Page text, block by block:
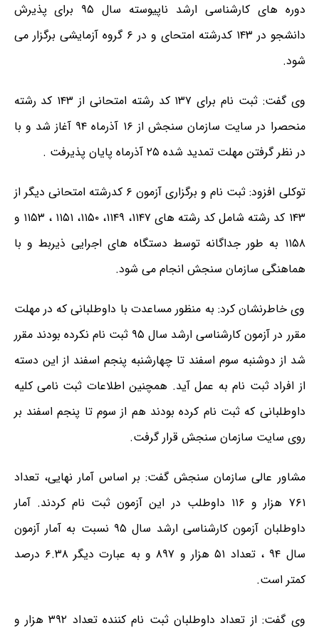
دوره های کارشناسی ارشد ناپیوسته سال ۹۵ برای پذیرش
دانشجو در ۱۴۳ کدرشته امتحای و در ۶ گروه آزمایشی برگزار می
شود.
وی گفت: ثبت نام برای ۱۳۷ کد رشته امتحانی از ۱۴۳ کد رشته
منحصرا در سایت سازمان سنجش از ۱۶ آذرماه ۹۴ آغاز شد و با
در نظر گرفتن مهلت تمدید شده ۲۵ آذرماه پایان پذیرفت .
توکلی افزود: ثبت نام و برگزاری آزمون ۶ کدرشته امتحانی دیگر از
۱۴۳ کد رشته شامل کد رشته های ۱۱۴۷، ۱۱۴۹، ۱۱۵۰، ۱۱۵۱ ، ۱۱۵۳ و
۱۱۵۸ به طور جداگانه توسط دستگاه های اجرایی ذیربط و با
هماهنگی سازمان سنجش انجام می شود.
وی خاطرنشان کرد: به منظور مساعدت با داوطلبانی که در مهلت
مقرر در آزمون کارشناسی ارشد سال ۹۵ ثبت نام نکرده بودند مقرر
شد از دوشنبه سوم اسفند تا چهارشنبه پنجم اسفند از این دسته
از افراد ثبت نام به عمل آید. همچنین اطلاعات ثبت نامی کلیه
داوطلبانی که ثبت نام کرده بودند هم از سوم تا پنجم اسفند بر
روی سایت سازمان سنجش قرار گرفت.
مشاور عالی سازمان سنجش گفت: بر اساس آمار نهایی، تعداد
۷۶۱ هزار و ۱۱۶ داوطلب در این آزمون ثبت نام کردند. آمار
داوطلبان آزمون کارشناسی ارشد سال ۹۵ نسبت به آمار آزمون
سال ۹۴ ، تعداد ۵۱ هزار و ۸۹۷ و به عبارت دیگر ۶.۳۸ درصد
کمتر است.
وی گفت: از تعداد داوطلبان ثبت نام کننده تعداد ۳۹۲ هزار و